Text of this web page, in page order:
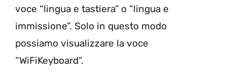
voce “lingua e tastiera” o “lingua e
immissione”. Solo in questo modo
possiamo visualizzare la voce
“WiFiKeyboard”.